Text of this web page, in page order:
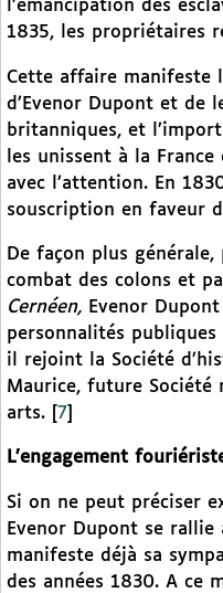
l’émancipation des
1835, les propriétaires
Cette affaire manifeste
d’Evenor Dupont et de
britanniques, et
les unissent à la
avec l’attention. En
souscription en faveur
De façon plus
combat des colons et
Cernéen, Evenor
personnalités
il rejoint la Société
Maurice, future Société
arts.
7
L’engagement
Si on ne peut préciser
Evenor Dupont se
manifeste déjà sa
des années 1830. A ce